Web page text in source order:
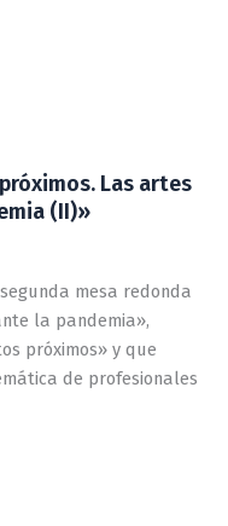
Las artes
(II)»
mesa redonda
la pandemia»,
próximos» y que
de profesionales